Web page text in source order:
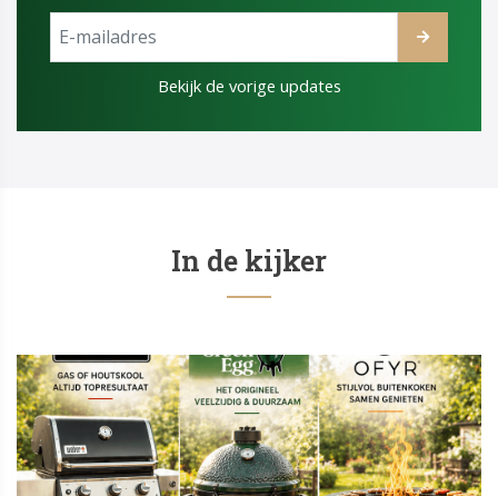
Bekijk de vorige updates
In de kijker